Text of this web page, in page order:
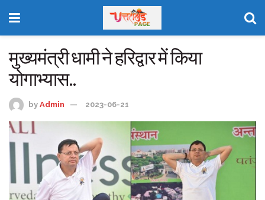
मुख्यमंत्री धामी ने हरिद्वार में किया
योगाभ्यास..
by Admin 2023-06-21